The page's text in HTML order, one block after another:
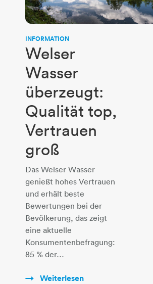
INFORMATION
Welser
Wasser
überzeugt:
Qualität top,
Vertrauen
groß
Das Welser Wasser
genießt hohes Vertrauen
und erhält beste
Bewertungen bei der
Bevölkerung, das zeigt
eine aktuelle
Konsumentenbefragung:
85 % der…
Weiterlesen